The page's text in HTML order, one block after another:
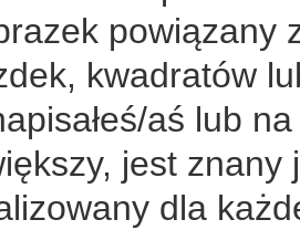
powiązany
kwadratów
aś lub
jest
dla